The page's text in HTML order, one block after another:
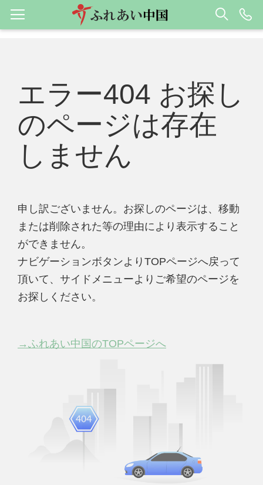
エラー404 お探し
のページは存在
しません
申し訳ございません。お探しのページは、移動
または削除された等の理由により表示すること
ができません。
ナビゲーションボタンよりTOPページへ戻って
頂いて、サイドメニューよりご希望のページを
お探しください。
→ふれあい中国のTOPページへ